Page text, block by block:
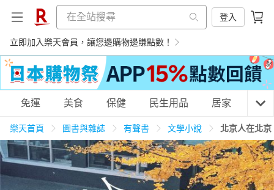
登入
立即加入樂天會員，讓您邊購物邊賺點數！
購物網分類
天天免運 美食蛋糕 養生保健 民生用品
免運 美食 保健 民生用品 居家 3C
樂天首頁 圖書與雜誌 有聲書 文學小說 北京人在北